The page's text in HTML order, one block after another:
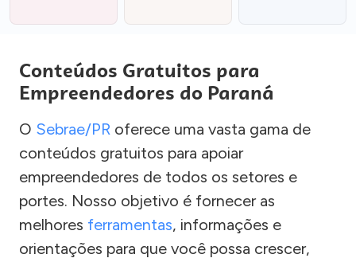
Conteúdos Gratuitos para
Empreendedores do Paraná
O Sebrae/PR oferece uma vasta gama de
conteúdos gratuitos para apoiar
empreendedores de todos os setores e
portes. Nosso objetivo é fornecer as
melhores ferramentas, informações e
orientações para que você possa crescer,